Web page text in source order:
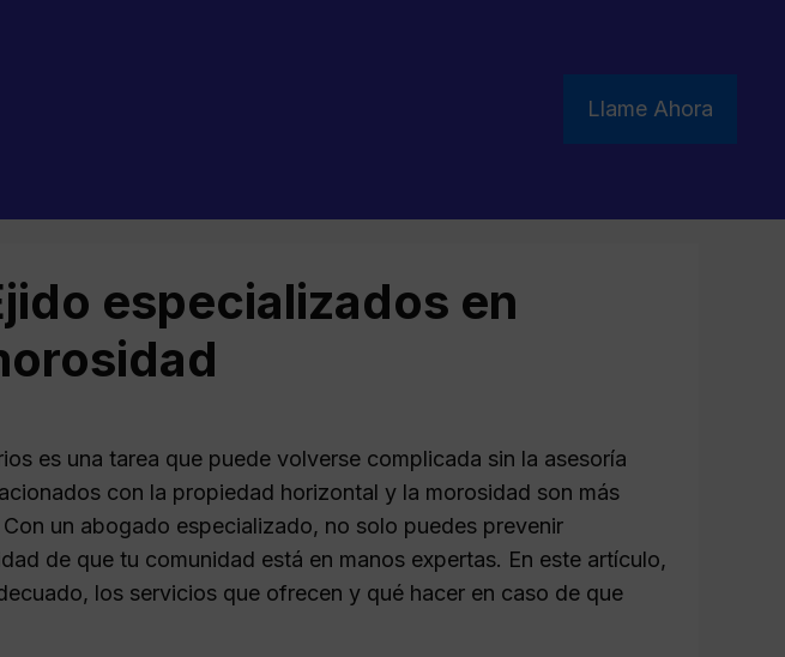
Llame Ahora
especializados en
es una tarea que puede volverse complicada sin la asesoría
con la propiedad horizontal y la morosidad son más
un abogado especializado, no solo puedes prevenir
de que tu comunidad está en manos expertas. En este artículo,
los servicios que ofrecen y qué hacer en caso de que